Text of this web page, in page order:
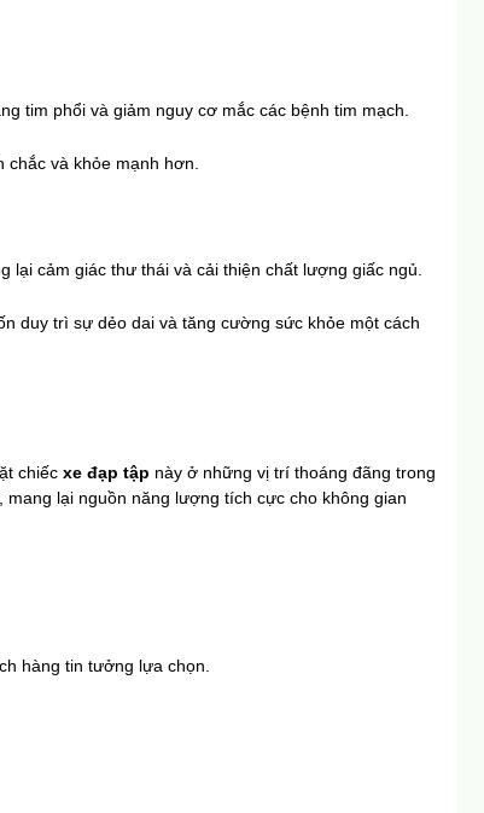
tim phổi và giảm nguy cơ mắc các bệnh tim mạch.
và khỏe mạnh hơn.
lại cảm giác thư thái và cải thiện chất lượng giấc ngủ.
duy trì sự dẻo dai và tăng cường sức khỏe một cách
chiếc xe đạp tập này ở những vị trí thoáng đãng trong
lại nguồn năng lượng tích cực cho không gian
hàng tin tưởng lựa chọn.